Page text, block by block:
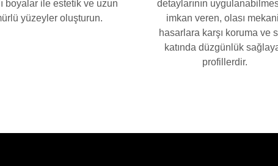
boyalar ile estetik ve uzun
yüzeyler oluşturun.
detaylarının
imkan veren, olası
hasarlara karşı koruma ve
katında düzgünlük
profillerdir.